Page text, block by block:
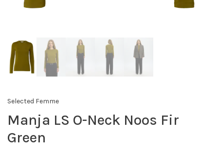
Selected Femme
Manja LS O-Neck Noos Fir
Green